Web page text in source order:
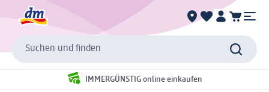
Suchen und finden
IMMERGÜNSTIG online einkaufen